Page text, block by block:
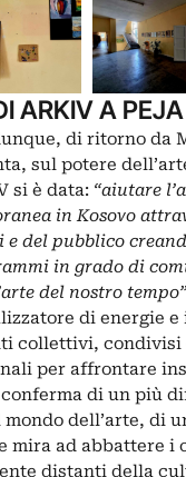
ARKIV A PEJA
di ritorno da
sul potere
si è data: “aiutare
in Kosovo
del pubblico
in grado di
del nostro tempo”
di energie e
collettivi, condivisi
per affrontare
di un più
dell’arte, di
mira ad abbattere i
distanti della